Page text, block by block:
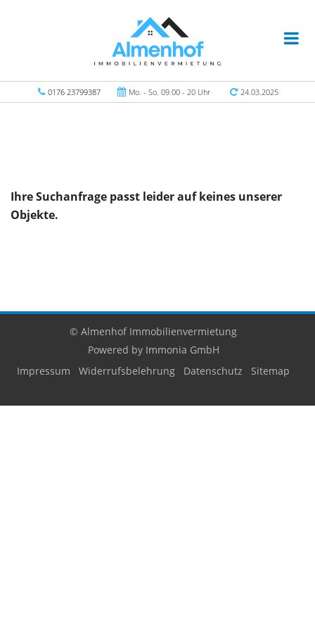
0176 23799387 Mo. - So. 09.00 - 20 Uhr 24.03.2025
Ihre Suchanfrage passt leider auf keines unserer
Objekte.
© Almenhof Immobilienvermietung
Powered by Immonia GmbH
Impressum
Widerrufsbelehrung Datenschutz Sitemap